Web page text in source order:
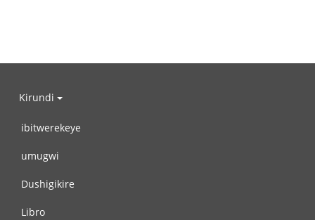
Kirundi
ibitwerekeye
umugwi
Dushigikire
Libro